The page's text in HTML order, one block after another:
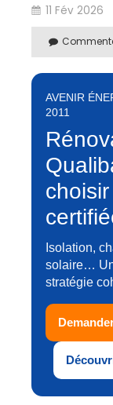
11 Fév 2026
AVENIR
2011
Isolation,
solaire…
stratégie